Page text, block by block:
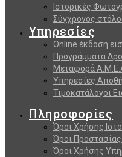
Ιστορικές
Σύγχρονος
Υπηρεσίες
Online έκδοση
Προγράμματα
Μεταφορά
Υπηρεσίες
Τιμοκατάλογοι
Πληροφορίες
Όροι Χρήσης
Όροι
Όροι Χρήσης